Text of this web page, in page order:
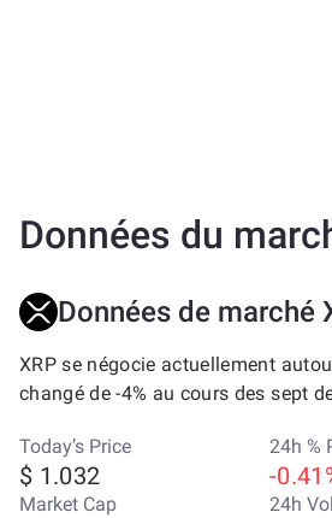
Données du
Données de marché
XRP se négocie actuellement
changé de -4% au cours des sept
Today’s Price
$ 1.032
24h %
-
Market Cap 24h